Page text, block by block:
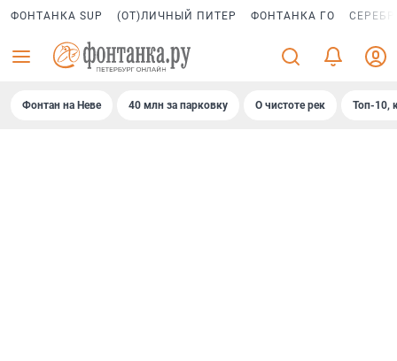
ФОНТАНКА SUP (ОТ)ЛИЧНЫЙ ПИТЕР ФОНТАНКА ГО
Фонтан на Неве 40 млн за парковку О чистоте рек Топ-10,